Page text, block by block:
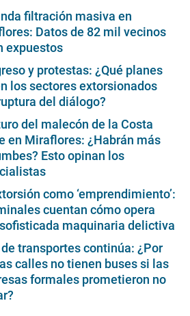
filtración masiva en
Datos de 82 mil vecinos
expuestos
y protestas: ¿Qué planes
los sectores extorsionados
del diálogo?
del malecón de la Costa
en Miraflores: ¿Habrán más
Esto opinan los
como ‘emprendimiento’:
cuentan cómo opera
maquinaria delictiva
transportes continúa: ¿Por
calles no tienen buses si las
formales prometieron no